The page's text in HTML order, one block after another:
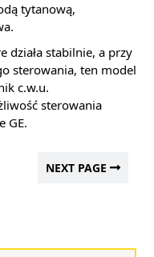
tytanową,
działa stabilnie, a przy
sterowania, ten model
c.w.u.
sterowania
GE.
NEXT PAGE